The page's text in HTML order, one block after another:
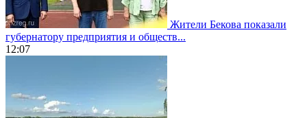
Жители Бекова показали
губернатору предприятия и обществ...
12:07